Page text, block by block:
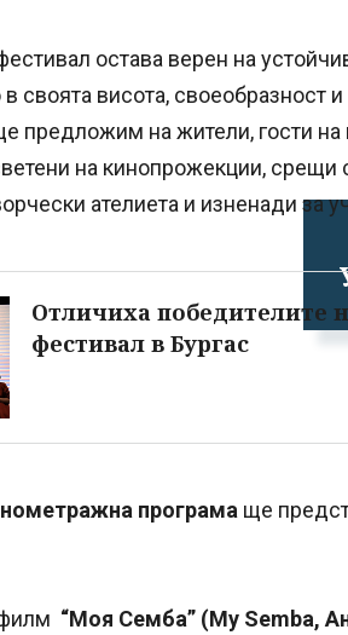
остава верен на
своята висота, своеобразност
предложим на жители, гости
на кинопрожекции, срещи
ателиета и изненади за
Отличиха
фестивал в Бургас
програма ще
“Моя Семба” (My Semba,